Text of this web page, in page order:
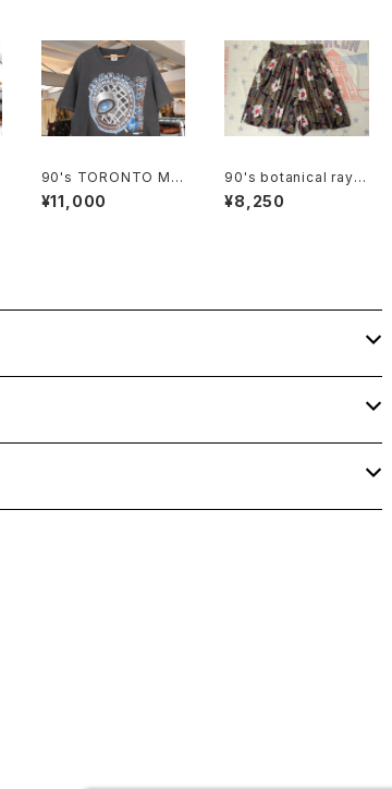
90's TORONTO MA
PLES LEAFS black c
otton Tee "Made in
¥11,000
90's botanical rayo
n tucked Culottes
¥8,250